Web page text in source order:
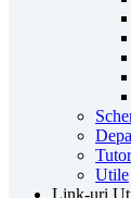
Utile
Link-uri